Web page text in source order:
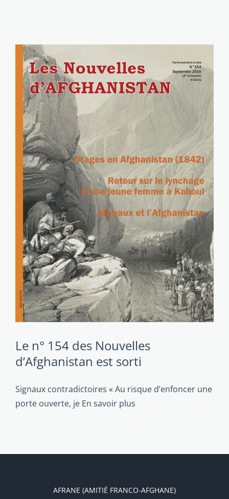
Le n° 154 des Nouvelles
d’Afghanistan est sorti
Signaux contradictoires « Au risque d’enfoncer une
porte ouverte, je En savoir plus
AFRANE (AMITIÉ FRANCO-AFGHANE)